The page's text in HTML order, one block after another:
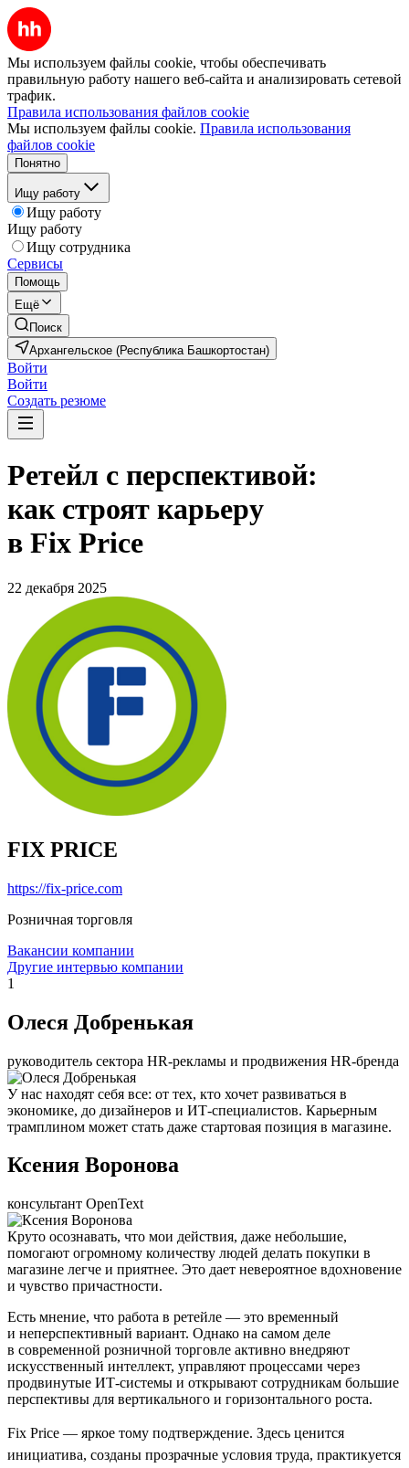
Мы используем файлы cookie, чтобы обеспечивать
правильную работу нашего веб-сайта и анализировать сетевой
трафик.
Правила использования файлов cookie
Мы используем файлы cookie. Правила использования
файлов cookie
Понятно
Ищу работу
Ищу работу
Ищу работу
Ищу сотрудника
Сервисы
Помощь
Ещё
Поиск
Архангельское (Республика Башкортостан)
Войти
Войти
Создать резюме
Ретейл с перспективой:
как строят карьеру
в Fix Price
22 декабря 2025
FIX PRICE
https://fix-price.com
Розничная торговля
Вакансии компании
Другие интервью компании
1
Олеся Добренькая
руководитель сектора HR-рекламы и продвижения HR-бренда
У нас находят себя все: от тех, кто хочет развиваться в
экономике, до дизайнеров и ИТ-специалистов. Карьерным
трамплином может стать даже стартовая позиция в магазине.
Ксения Воронова
консультант OpenText
Круто осознавать, что мои действия, даже небольшие,
помогают огромному количеству людей делать покупки в
магазине легче и приятнее. Это дает невероятное вдохновение
и чувство причастности.
Есть мнение, что работа в ретейле — это временный
и неперспективный вариант. Однако на самом деле
в современной розничной торговле активно внедряют
искусственный интеллект, управляют процессами через
продвинутые ИТ-системы и открывают сотрудникам большие
перспективы для вертикального и горизонтального роста.
Fix Price — яркое тому подтверждение. Здесь ценится
инициатива, созданы прозрачные условия труда, практикуется